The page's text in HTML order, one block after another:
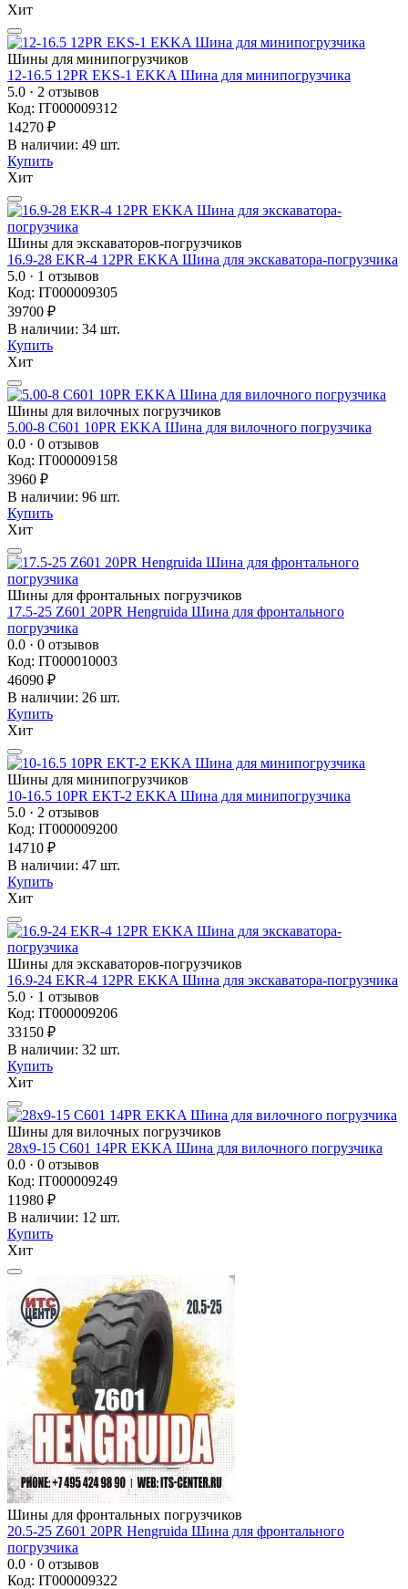
Хит
Шины для минипогрузчиков
12-16.5 12PR EKS-1 EKKA Шина для минипогрузчика
5.0 · 2 отзывов
Код: IT000009312
14270 ₽
В наличии: 49 шт.
Купить
Хит
Шины для экскаваторов-погрузчиков
16.9-28 EKR-4 12PR EKKA Шина для экскаватора-погрузчика
5.0 · 1 отзывов
Код: IT000009305
39700 ₽
В наличии: 34 шт.
Купить
Хит
Шины для вилочных погрузчиков
5.00-8 C601 10PR EKKA Шина для вилочного погрузчика
0.0 · 0 отзывов
Код: IT000009158
3960 ₽
В наличии: 96 шт.
Купить
Хит
Шины для фронтальных погрузчиков
17.5-25 Z601 20PR Hengruida Шина для фронтального
погрузчика
0.0 · 0 отзывов
Код: IT000010003
46090 ₽
В наличии: 26 шт.
Купить
Хит
Шины для минипогрузчиков
10-16.5 10PR EKT-2 EKKA Шина для минипогрузчика
5.0 · 2 отзывов
Код: IT000009200
14710 ₽
В наличии: 47 шт.
Купить
Хит
Шины для экскаваторов-погрузчиков
16.9-24 EKR-4 12PR EKKA Шина для экскаватора-погрузчика
5.0 · 1 отзывов
Код: IT000009206
33150 ₽
В наличии: 32 шт.
Купить
Хит
Шины для вилочных погрузчиков
28x9-15 C601 14PR EKKA Шина для вилочного погрузчика
0.0 · 0 отзывов
Код: IT000009249
11980 ₽
В наличии: 12 шт.
Купить
Хит
Шины для фронтальных погрузчиков
20.5-25 Z601 20PR Hengruida Шина для фронтального
погрузчика
0.0 · 0 отзывов
Код: IT000009322